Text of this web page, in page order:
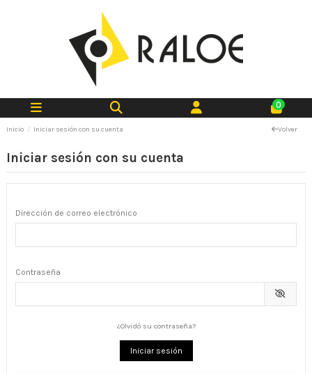
0
Inicio Iniciar sesión con su cuenta Volver
Iniciar sesión con su cuenta
Dirección de correo electrónico
Contraseña
¿Olvidó su contraseña?
Iniciar sesión